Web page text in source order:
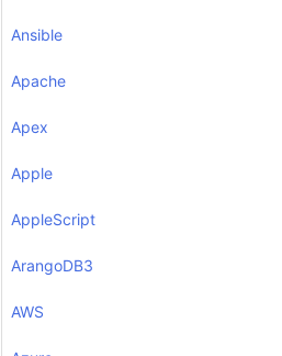
Ansible
Apache
Apex
Apple
AppleScript
ArangoDB3
AWS